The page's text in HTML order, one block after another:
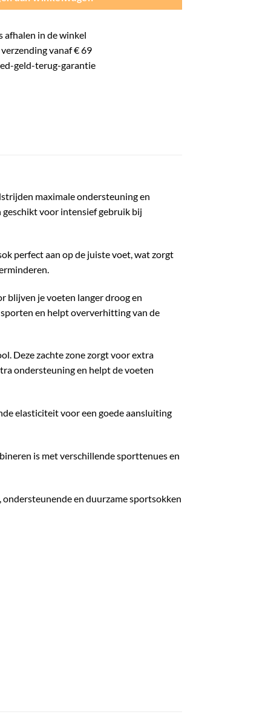
afhalen in de winkel
vanaf € 69
geld-terug-garantie
maximale ondersteuning en
voor intensief gebruik bij
perfect aan op de juiste voet, wat zorgt
blijven je voeten langer droog en
en helpt oververhitting van de
Deze zachte zone zorgt voor extra
ondersteuning en helpt de voeten
elasticiteit voor een goede aansluiting
is met verschillende sporttenues en
en duurzame sportsokken